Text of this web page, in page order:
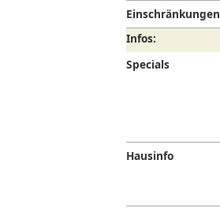
Einschränkungen
Infos:
Specials
Hausinfo